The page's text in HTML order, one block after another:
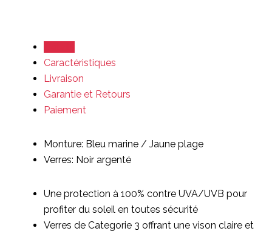
Caractéristiques
Livraison
Garantie et Retours
Paiement
Monture: Bleu marine / Jaune plage
Verres: Noir argenté
Une protection à 100% contre UVA/UVB pour
profiter du soleil en toutes sécurité
Verres de Categorie 3 offrant une vison claire et